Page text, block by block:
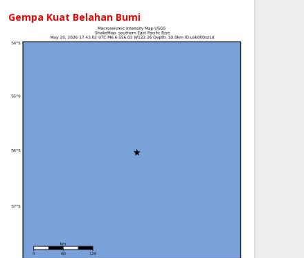
Gempa Kuat Belahan Bumi